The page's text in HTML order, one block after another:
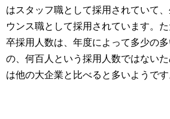
はスタッフ職として採用されていて
ウンス職として採用されています。
卒採用人数は、年度によって多少の
の、何百人という採用人数ではない
は他の大企業と比べると多いようです